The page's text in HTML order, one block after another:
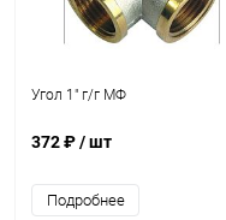
Угол 1" г/г МФ
372 ₽/ шт
Подробнее